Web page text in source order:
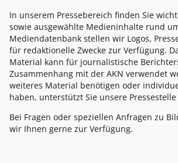
In unserem Pressebereich finden Sie
sowie ausgewählte Medieninhalte rund
Mediendatenbank stellen wir Logos,
für redaktionelle Zwecke zur Verfügung.
Material kann für journalistische
Zusammenhang mit der AKN verwendet
weiteres Material benötigen oder
haben, unterstützt Sie unsere
Bei Fragen oder speziellen Anfragen zu
wir Ihnen gerne zur Verfügung.